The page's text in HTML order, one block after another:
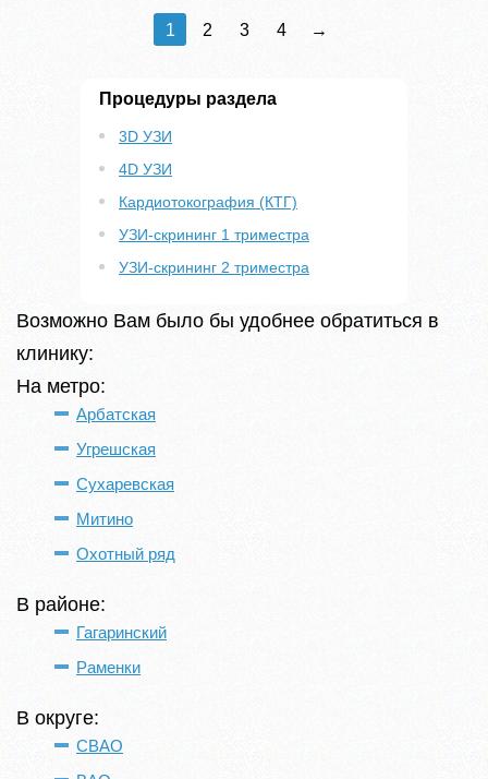
1 2 3 4 →
Процедуры раздела
3D УЗИ
4D УЗИ
Кардиотокография (КТГ)
УЗИ-скрининг 1 триместра
УЗИ-скрининг 2 триместра
Возможно Вам было бы удобнее обратиться в
клинику:
На метро:
Арбатская
Угрешская
Сухаревская
Митино
Охотный ряд
В районе:
Гагаринский
Раменки
В округе:
СВАО